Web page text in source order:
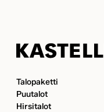
Talopaketti
Puutalot
Hirsitalot